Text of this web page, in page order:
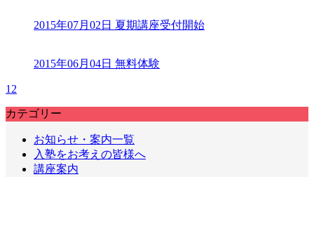
2015年07月02日 夏期講座受付開始
2015年06月04日 無料体験
1 2
カテゴリー
お知らせ・案内一覧
入塾をお考えの皆様へ
講座案内